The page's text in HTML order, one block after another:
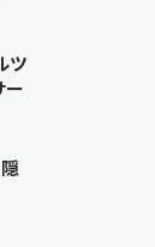
ツ
ー